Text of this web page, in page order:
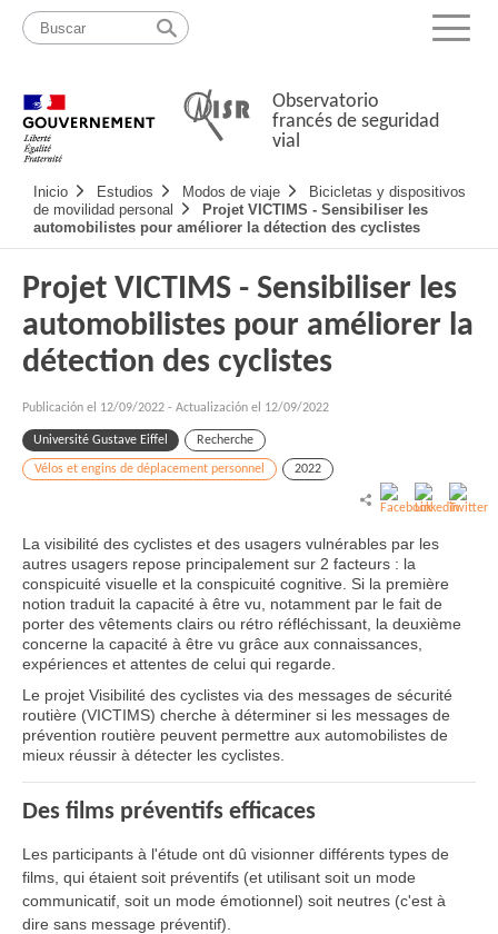
Pasar
contenido
Mapa
web
Menu
Observatorio
francés de seguridad
vial
Navigation
principale
Inicio Estudios Modos de viaje
Bicicletas y dispositivos
de movilidad personal
Projet VICTIMS - Sensibiliser les
automobilistes pour améliorer la détection des cyclistes
Projet VICTIMS - Sensibiliser les
automobilistes pour améliorer la
détection des cyclistes
Publicación el 12/09/2022 - Actualización el 12/09/2022
Université Gustave Eiffel Recherche
Vélos et engins de déplacement personnel 2022
La visibilité des cyclistes et des usagers vulnérables par les
autres usagers repose principalement sur 2 facteurs : la
conspicuité visuelle et la conspicuité cognitive. Si la première
notion traduit la capacité à être vu, notamment par le fait de
porter des vêtements clairs ou rétro réfléchissant, la deuxième
concerne la capacité à être vu grâce aux connaissances,
expériences et attentes de celui qui regarde.
Le projet Visibilité des cyclistes via des messages de sécurité
routière (VICTIMS) cherche à déterminer si les messages de
prévention routière peuvent permettre aux automobilistes de
mieux réussir à détecter les cyclistes.
Des films préventifs efficaces
Les participants à l'étude ont dû visionner différents types de
films, qui étaient soit préventifs (et utilisant soit un mode
communicatif, soit un mode émotionnel) soit neutres (c'est à
dire sans message préventif).